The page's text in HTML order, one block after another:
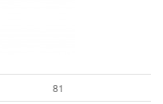
81